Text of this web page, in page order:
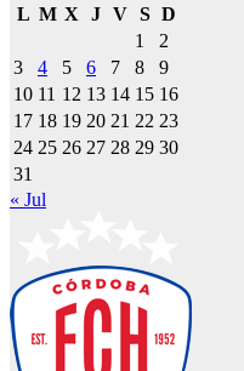
L M X J V S D
1
2
3
4 5 6 7 8
9
10 11 12 13 14 15 16
17 18 19 20 21 22 23
24 25 26 27 28 29 30
31
« Jul